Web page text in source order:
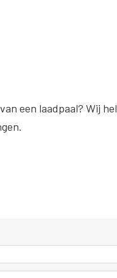
een laadpaal? Wij